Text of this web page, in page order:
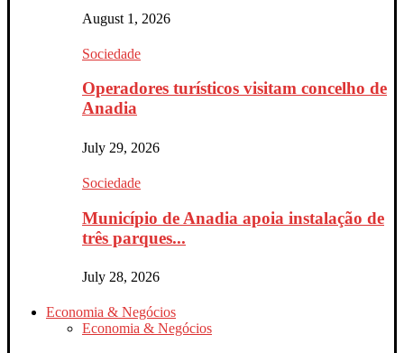
August 1, 2026
Sociedade
Operadores turísticos visitam concelho de
Anadia
July 29, 2026
Sociedade
Município de Anadia apoia instalação de
três parques...
July 28, 2026
Economia & Negócios
Economia & Negócios